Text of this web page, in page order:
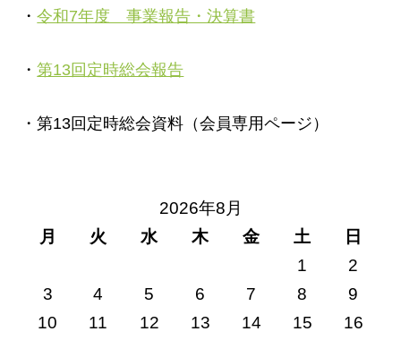
・令和7年度 事業報告・決算書
・第13回定時総会報告
・第13回定時総会資料（会員専用ページ）
2026年8月
月
火 水 木 金 土
日
1
2
3
4 5 6 7 8
9
10
11 12 13 14 15
16